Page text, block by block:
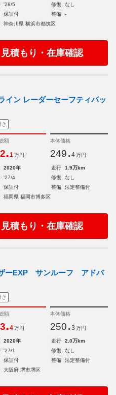
'28/5 修復
なし
保証付 整備
-
神奈川県 横浜市都筑区
見積もり・在庫確認
イン レーダーセーフティパッ
額
.1 万円
本体価格
249. 4 万円
2020年 走行
1.9万km
'27/4 修復
なし
保証付 整備
法定整備付
福岡県 福岡市博多区
見積もり・在庫確認
ーEXP サンルーフ アドバ
額
.4 万円
本体価格
250. 3 万円
2020年 走行
2.0万km
'27/1 修復
なし
保証付 整備
法定整備付
大阪府 堺市堺区